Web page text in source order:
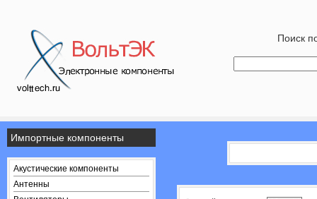
Поиск
Импортные компоненты
Акустические компоненты
Антенны